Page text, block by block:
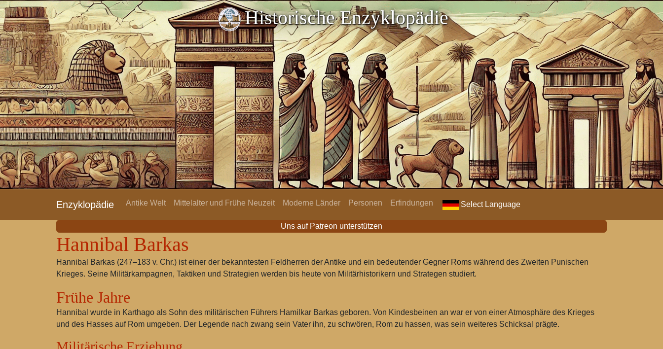
Historische Enzyklopädie
Enzyklopädie Antike Welt Mittelalter und Frühe Neuzeit Moderne Länder Personen Erfindungen Select Language
Uns auf Patreon unterstützen
Hannibal Barkas
Hannibal Barkas (247–183 v. Chr.) ist einer der bekanntesten Feldherren der Antike und ein bedeutender Gegner Roms während des Zweiten Punischen
Krieges. Seine Militärkampagnen, Taktiken und Strategien werden bis heute von Militärhistorikern und Strategen studiert.
Frühe Jahre
Hannibal wurde in Karthago als Sohn des militärischen Führers Hamilkar Barkas geboren. Von Kindesbeinen an war er von einer Atmosphäre des Krieges
und des Hasses auf Rom umgeben. Der Legende nach zwang sein Vater ihn, zu schwören, Rom zu hassen, was sein weiteres Schicksal prägte.